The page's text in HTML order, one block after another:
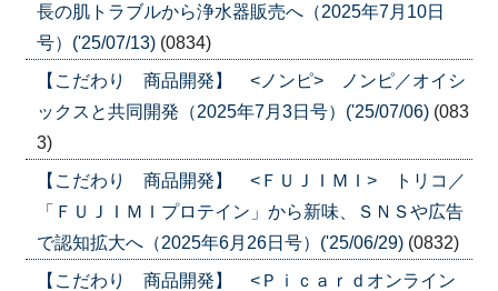
長の肌トラブルから浄水器販売へ（2025年7月10日
号）('25/07/13) (0834)
【こだわり 商品開発】 <ノンピ> ノンピ／オイシ
ックスと共同開発（2025年7月3日号）('25/07/06) (083
3)
【こだわり 商品開発】 <ＦＵＪＩＭＩ> トリコ／
「ＦＵＪＩＭＩプロテイン」から新味、ＳＮＳや広告
で認知拡大へ（2025年6月26日号）('25/06/29) (0832)
【こだわり 商品開発】 <Ｐｉｃａｒｄオンライン